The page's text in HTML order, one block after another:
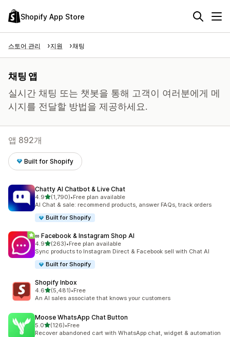
Shopify App Store
스토어 관리 지원 채팅
채팅 앱
실시간 채팅 또는 챗봇을 통해 고객이 여러분에게 메
시지를 전달할 방법을 제공하세요.
앱 892개
Built for Shopify
Chatty AI Chatbot & Live Chat
4.9별 5개 중
(1,790)
총 리뷰 1790개
•Free plan available
AI Chat & sale: recommend products, answer FAQs, track orders
Built for Shopify
∞ Facebook & Instagram Shop AI
4.9별 5개 중
(263)
총 리뷰 263개
•Free plan available
Sync products to Instagram Direct & Facebook sell with Chat AI
Built for Shopify
Shopify Inbox
4.6별 5개 중
(5,481)
총 리뷰 5481개
•Free
An AI sales associate that knows your customers
Moose WhatsApp Chat Button
5.0별 5개 중
(126)
총 리뷰 126개
•Free
Recover abandoned cart with WhatsApp chat, widget & automation